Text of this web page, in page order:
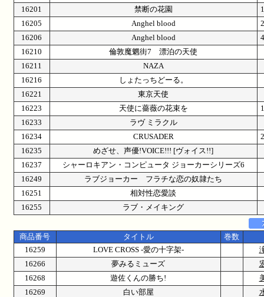
16201
禁断の花園
16205
Anghel blood
16206
Anghel blood
16210
倫敦魔魍街7 漂泊の天使
16211
NAZA
16216
しょたっちどーる。
16221
東京天使
16223
天使に薔薇の花束を
16233
ラヴ ミラクル
16234
CRUSADER
16235
めざせ、声優!VOICE!!! [ヴォイス!!]
16237
シャーロキアン・コンピュータ ジョーカーシリーズ6
16249
ラブジョーカー フラチな恋の奴隷たち
16251
相対性恋愛談
16255
ラブ・メイキング
商品番号 タイトル
巻数
16259
LOVE CROSS -愛の十字架-
16266
夢みるミューズ
16268
遊佐くんの勝ち!
16269
白い部屋